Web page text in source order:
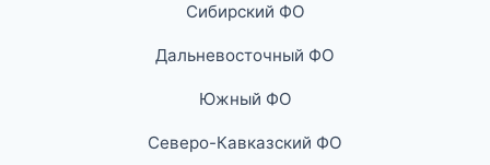
Сибирский ФО
Дальневосточный ФО
Южный ФО
Северо-Кавказский ФО